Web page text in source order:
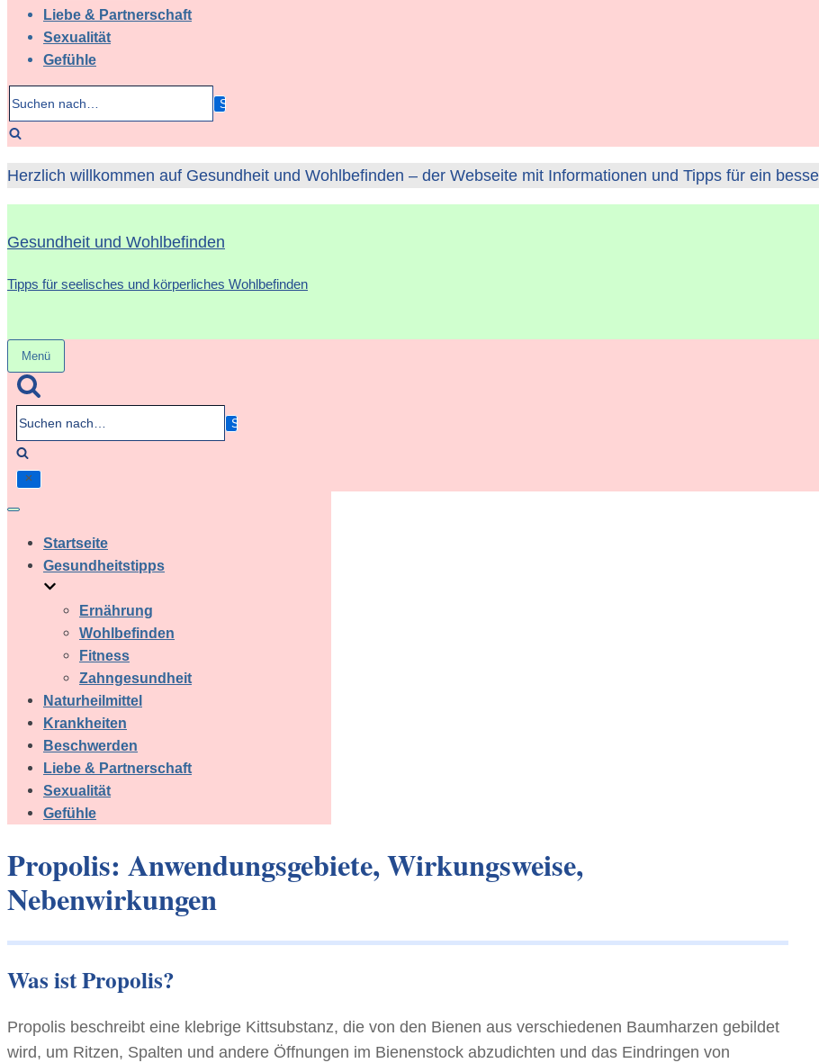
Liebe & Partnerschaft
Sexualität
Gefühle
Suchen
nach…
Herzlich willkommen auf Gesundheit und Wohlbefinden – der Webseite mit Informationen und Tipps für ein
Gesundheit und Wohlbefinden
Tipps für seelisches und körperliches Wohlbefinden
Menü
Navigation
umschalten
Suchen
nach…
Navigation
Startseite
Gesundheitstipps
Ernährung
Wohlbefinden
Fitness
Zahngesundheit
Naturheilmittel
Krankheiten
Beschwerden
Liebe & Partnerschaft
Sexualität
Gefühle
Propolis: Anwendungsgebiete, Wirkungsweise,
Nebenwirkungen
Was ist Propolis?
Propolis beschreibt eine klebrige Kittsubstanz, die von den Bienen aus verschiedenen Baumharzen gebildet
wird, um Ritzen, Spalten und andere Öffnungen im Bienenstock abzudichten und das Eindringen von